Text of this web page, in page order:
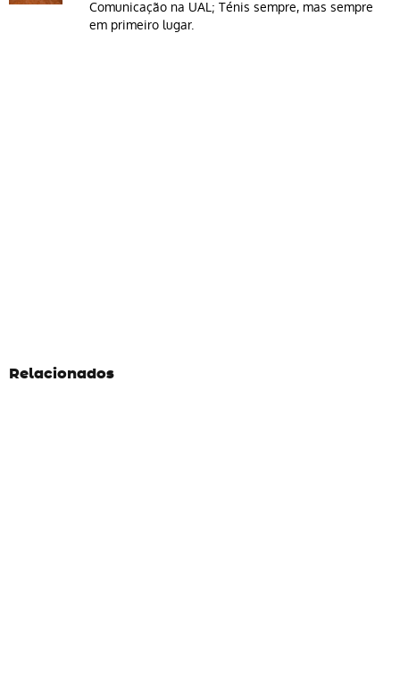
Comunicação na UAL; Ténis sempre, mas sempre
em primeiro lugar.
Relacionados